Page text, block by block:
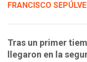
FRANCISCO
Tras un primer
llegaron en la